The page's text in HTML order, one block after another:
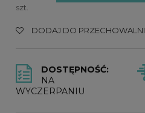
szt.
DODAJ DO PRZECHOWALNI
DOSTĘPNOŚĆ:
NA
WYCZERPANIU